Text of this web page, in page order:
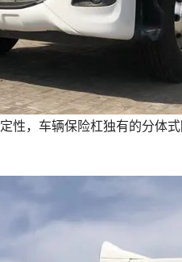
性，车辆保险杠独有的分体